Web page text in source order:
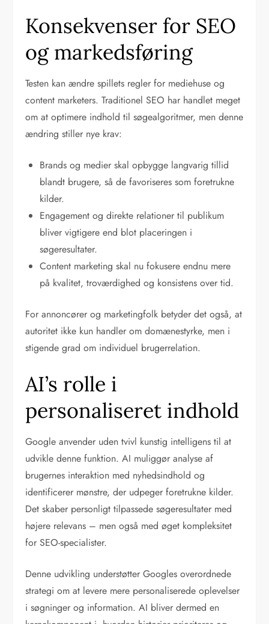
Konsekvenser for SEO
og markedsføring
Testen kan ændre spillets regler for mediehuse og
content marketers. Traditionel SEO har handlet meget
om at optimere indhold til søgealgoritmer, men denne
ændring stiller nye krav:
Brands og medier skal opbygge langvarig tillid
blandt brugere, så de favoriseres som foretrukne
kilder.
Engagement og direkte relationer til publikum
bliver vigtigere end blot placeringen i
søgeresultater.
Content marketing skal nu fokusere endnu mere
på kvalitet, troværdighed og konsistens over tid.
For annoncører og marketingfolk betyder det også, at
autoritet ikke kun handler om domænestyrke, men i
stigende grad om individuel brugerrelation.
AI’s rolle i
personaliseret indhold
Google anvender uden tvivl kunstig intelligens til at
udvikle denne funktion. AI muliggør analyse af
brugernes interaktion med nyhedsindhold og
identificerer mønstre, der udpeger foretrukne kilder.
Det skaber personligt tilpassede søgeresultater med
højere relevans – men også med øget kompleksitet
for SEO-specialister.
Denne udvikling understøtter Googles overordnede
strategi om at levere mere personaliserede oplevelser
i søgninger og information. AI bliver dermed en